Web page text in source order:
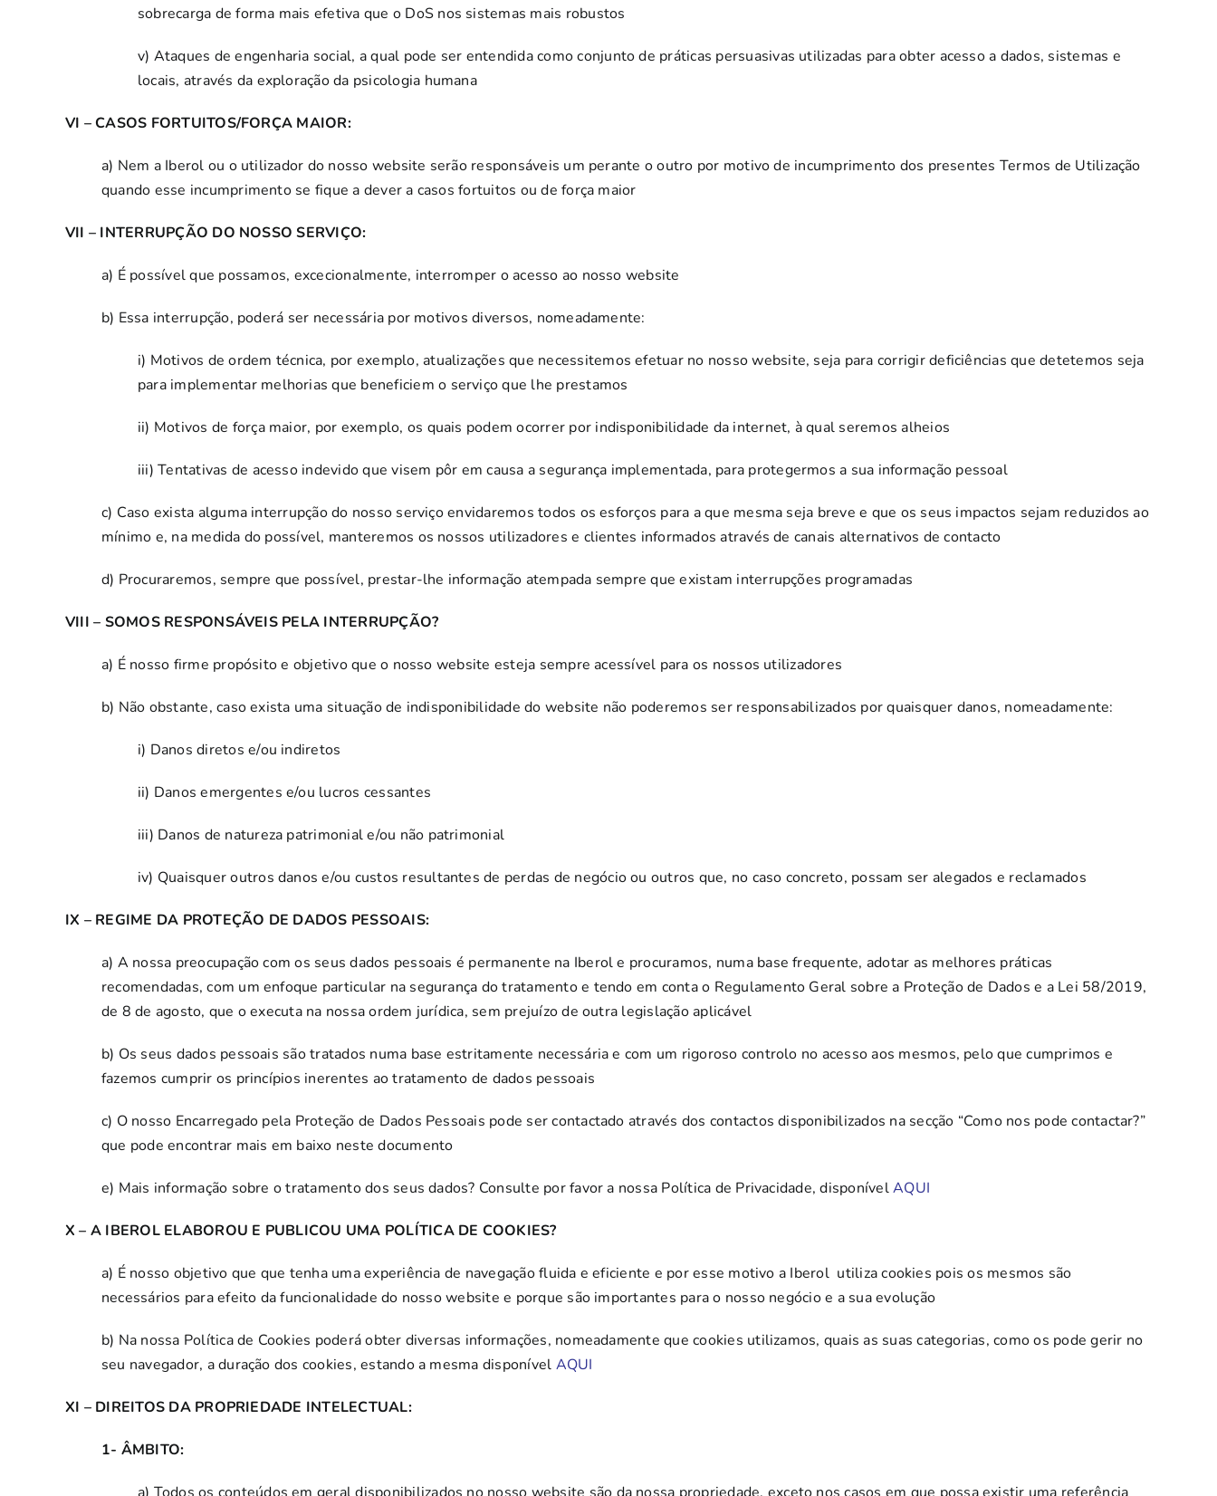
sobrecarga de forma mais efetiva que o DoS nos sistemas mais robustos
v) Ataques de engenharia social, a qual pode ser entendida como conjunto de práticas persuasivas utilizadas para obter acesso a dados, sistemas e
locais, através da exploração da psicologia humana
VI – CASOS FORTUITOS/FORÇA MAIOR:
a) Nem a Iberol ou o utilizador do nosso website serão responsáveis um perante o outro por motivo de incumprimento dos presentes Termos de Utilização
quando esse incumprimento se fique a dever a casos fortuitos ou de força maior
VII – INTERRUPÇÃO DO NOSSO SERVIÇO:
a) É possível que possamos, excecionalmente, interromper o acesso ao nosso website
b) Essa interrupção, poderá ser necessária por motivos diversos, nomeadamente:
i) Motivos de ordem técnica, por exemplo, atualizações que necessitemos efetuar no nosso website, seja para corrigir deficiências que detetemos seja
para implementar melhorias que beneficiem o serviço que lhe prestamos
ii) Motivos de força maior, por exemplo, os quais podem ocorrer por indisponibilidade da internet, à qual seremos alheios
iii) Tentativas de acesso indevido que visem pôr em causa a segurança implementada, para protegermos a sua informação pessoal
c) Caso exista alguma interrupção do nosso serviço envidaremos todos os esforços para a que mesma seja breve e que os seus impactos sejam reduzidos ao
mínimo e, na medida do possível, manteremos os nossos utilizadores e clientes informados através de canais alternativos de contacto
d) Procuraremos, sempre que possível, prestar-lhe informação atempada sempre que existam interrupções programadas
VIII – SOMOS RESPONSÁVEIS PELA INTERRUPÇÃO?
a) É nosso firme propósito e objetivo que o nosso website esteja sempre acessível para os nossos utilizadores
b) Não obstante, caso exista uma situação de indisponibilidade do website não poderemos ser responsabilizados por quaisquer danos, nomeadamente:
i) Danos diretos e/ou indiretos
ii) Danos emergentes e/ou lucros cessantes
iii) Danos de natureza patrimonial e/ou não patrimonial
iv) Quaisquer outros danos e/ou custos resultantes de perdas de negócio ou outros que, no caso concreto, possam ser alegados e reclamados
IX – REGIME DA PROTEÇÃO DE DADOS PESSOAIS:
a) A nossa preocupação com os seus dados pessoais é permanente na Iberol e procuramos, numa base frequente, adotar as melhores práticas
recomendadas, com um enfoque particular na segurança do tratamento e tendo em conta o Regulamento Geral sobre a Proteção de Dados e a Lei 58/2019,
de 8 de agosto, que o executa na nossa ordem jurídica, sem prejuízo de outra legislação aplicável
b) Os seus dados pessoais são tratados numa base estritamente necessária e com um rigoroso controlo no acesso aos mesmos, pelo que cumprimos e
fazemos cumprir os princípios inerentes ao tratamento de dados pessoais
c) O nosso Encarregado pela Proteção de Dados Pessoais pode ser contactado através dos contactos disponibilizados na secção “Como nos pode contactar?”
que pode encontrar mais em baixo neste documento
e) Mais informação sobre o tratamento dos seus dados? Consulte por favor a nossa Política de Privacidade, disponívelAQUI
X – A IBEROL ELABOROU E PUBLICOU UMA POLÍTICA DE COOKIES?
a) É nosso objetivo que que tenha uma experiência de navegação fluida e eficiente e por esse motivo a Iberol utiliza cookies pois os mesmos são
necessários para efeito da funcionalidade do nosso website e porque são importantes para o nosso negócio e a sua evolução
b) Na nossa Política de Cookies poderá obter diversas informações, nomeadamente que cookies utilizamos, quais as suas categorias, como os pode gerir no
seu navegador, a duração dos cookies, estando a mesma disponível AQUI
XI – DIREITOS DA PROPRIEDADE INTELECTUAL:
1- ÂMBITO: